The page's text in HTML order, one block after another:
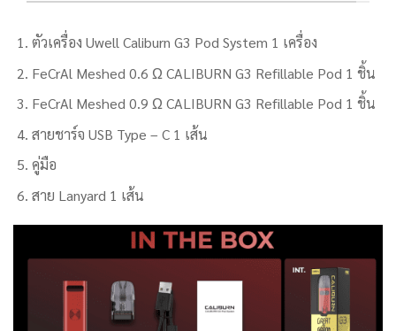
ตัวเครื่อง Uwell Caliburn G3 Pod System 1 เครื่อง
FeCrAl Meshed 0.6 Ω CALIBURN G3 Refillable Pod 1 ชิ้น
FeCrAl Meshed 0.9 Ω CALIBURN G3 Refillable Pod 1 ชิ้น
สายชาร์จ USB Type – C 1 เส้น
คู่มือ
สาย Lanyard 1 เส้น